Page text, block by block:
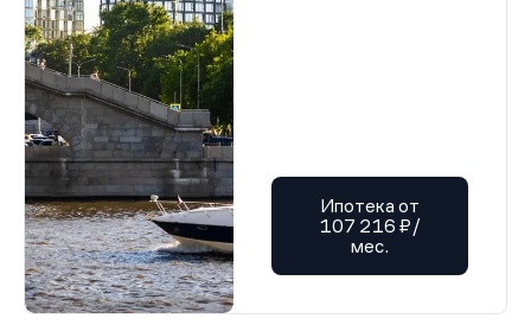
Ипотека от
107 216 ₽/
мес.